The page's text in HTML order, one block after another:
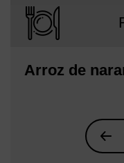
Arroz de